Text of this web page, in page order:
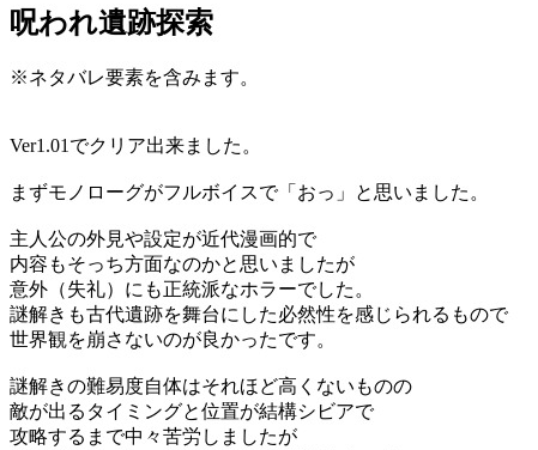
呪われ遺跡探索
※ネタバレ要素を含みます。
Ver1.01でクリア出来ました。
まずモノローグがフルボイスで「おっ」と思いました。
主人公の外見や設定が近代漫画的で
内容もそっち方面なのかと思いましたが
意外（失礼）にも正統派なホラーでした。
謎解きも古代遺跡を舞台にした必然性を感じられるもので
世界観を崩さないのが良かったです。
謎解きの難易度自体はそれほど高くないものの
敵が出るタイミングと位置が結構シビアで
攻略するまで中々苦労しましたが